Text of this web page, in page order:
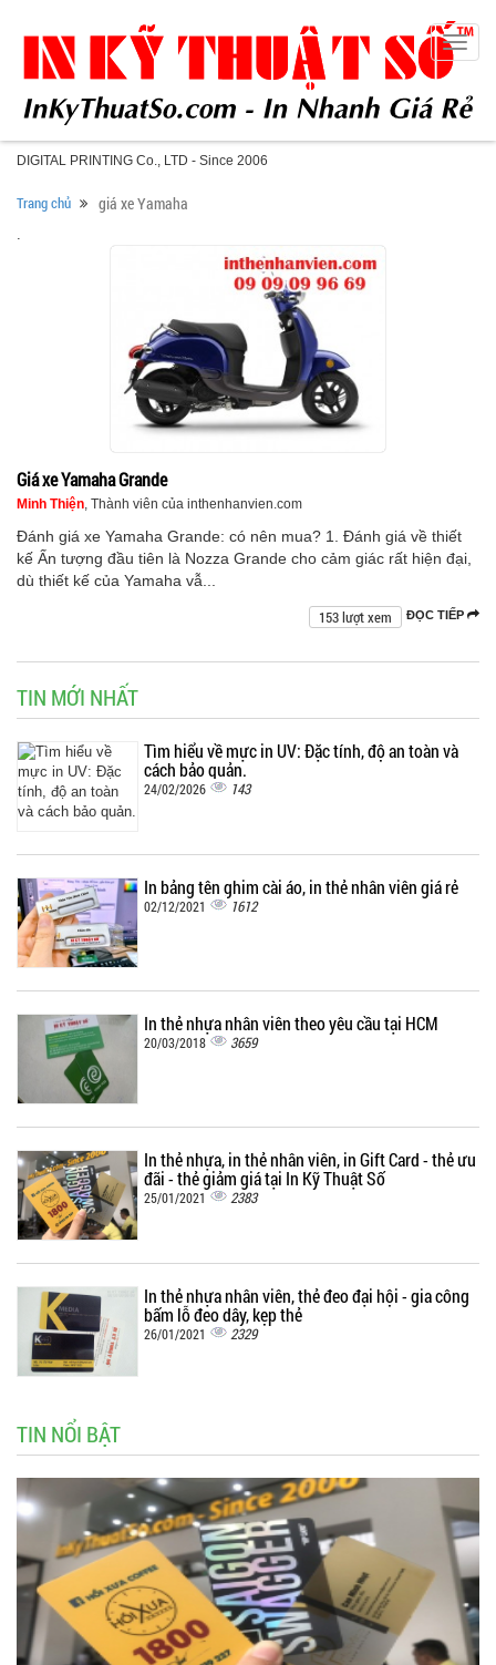
DIGITAL PRINTING Co., LTD - Since 2006
Toggle
Trang chủ giá xe Yamaha
.
Giá xe Yamaha Grande
Minh Thiện, Thành viên của inthenhanvien.com
Đánh giá xe Yamaha Grande: có nên mua? 1. Đánh giá về thiết
kế Ấn tượng đầu tiên là Nozza Grande cho cảm giác rất hiện đại,
dù thiết kế của Yamaha vẫ...
ĐỌC TIẾP
153 lượt xem
TIN MỚI NHẤT
Tìm hiểu về mực in UV: Đặc tính, độ an toàn và
cách bảo quản.
24/02/2026 143
In bảng tên ghim cài áo, in thẻ nhân viên giá rẻ
02/12/2021 1612
In thẻ nhựa nhân viên theo yêu cầu tại HCM
20/03/2018 3659
In thẻ nhựa, in thẻ nhân viên, in Gift Card - thẻ ưu
đãi - thẻ giảm giá tại In Kỹ Thuật Số
25/01/2021 2383
In thẻ nhựa nhân viên, thẻ đeo đại hội - gia công
bấm lỗ đeo dây, kẹp thẻ
26/01/2021 2329
TIN NỔI BẬT